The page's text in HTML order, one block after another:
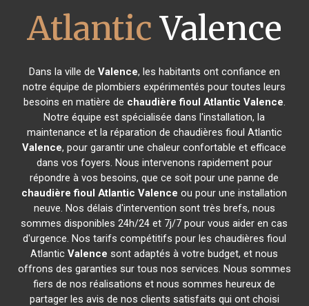
Atlantic Valence
Dans la ville de Valence, les habitants ont confiance en
notre équipe de plombiers expérimentés pour toutes leurs
besoins en matière de chaudière fioul Atlantic Valence.
Notre équipe est spécialisée dans l'installation, la
maintenance et la réparation de chaudières fioul Atlantic
Valence, pour garantir une chaleur confortable et efficace
dans vos foyers. Nous intervenons rapidement pour
répondre à vos besoins, que ce soit pour une panne de
chaudière fioul Atlantic Valence ou pour une installation
neuve. Nos délais d'intervention sont très brefs, nous
sommes disponibles 24h/24 et 7j/7 pour vous aider en cas
d'urgence. Nos tarifs compétitifs pour les chaudières fioul
AtlanticValence sont adaptés à votre budget, et nous
offrons des garanties sur tous nos services. Nous sommes
fiers de nos réalisations et nous sommes heureux de
partager les avis de nos clients satisfaits qui ont choisi